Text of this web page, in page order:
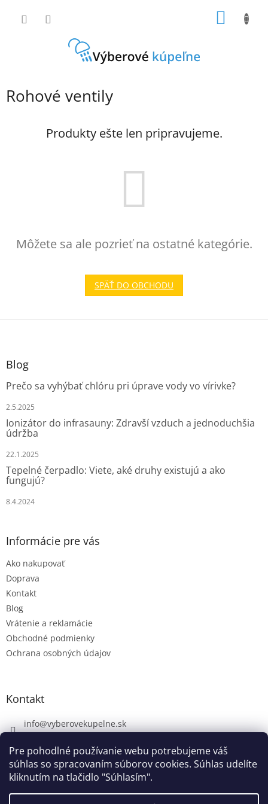
Pre pohodlné používanie webu potrebujeme váš
súhlas so spracovaním súborov cookies. Súhlas udelíte
kliknutím na tlačidlo "Súhlasím".
Rohové ventily
Produkty ešte len pripravujeme.
Môžete sa ale pozrieť na ostatné kategórie.
SPÄŤ DO OBCHODU
Z
Blog
Prečo sa vyhýbať chlóru pri úprave vody vo vírivke?
2.5.2025
Ionizátor do infrasauny: Zdravší vzduch a jednoduchšia
údržba
22.1.2025
Tepelné čerpadlo: Viete, aké druhy existujú a ako
fungujú?
8.4.2024
Informácie pre vás
Ako nakupovať
Doprava
Kontakt
Blog
Vrátenie a reklamácie
Obchodné podmienky
Ochrana osobných údajov
Kontakt
info@vyberovekupelne.sk
https://www.facebook.com/vyberovekoupelny/